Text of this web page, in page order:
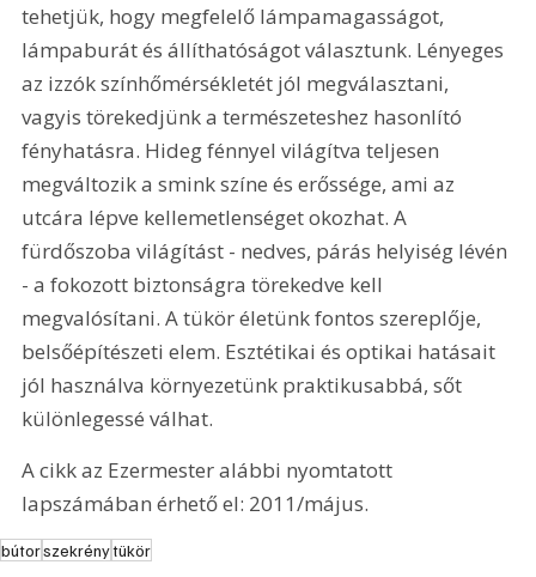
tehetjük, hogy megfelelő lámpamagasságot,
lámpaburát és állíthatóságot választunk. Lényeges
az izzók színhőmérsékletét jól megválasztani,
vagyis törekedjünk a természeteshez hasonlító
fényhatásra. Hideg fénnyel világítva teljesen
megváltozik a smink színe és erőssége, ami az
utcára lépve kellemetlenséget okozhat. A
fürdőszoba világítást - nedves, párás helyiség lévén
- a fokozott biztonságra törekedve kell
megvalósítani. A tükör életünk fontos szereplője,
belsőépítészeti elem. Esztétikai és optikai hatásait
jól használva környezetünk praktikusabbá, sőt
különlegessé válhat.
A cikk az Ezermester alábbi nyomtatott
lapszámában érhető el: 2011/május.
bútorszekrénytükör